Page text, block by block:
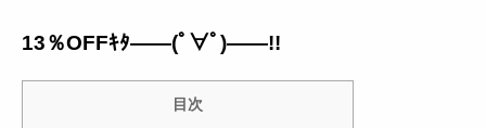
13％OFFｷﾀ――(ﾟ∀ﾟ)――!!
目次